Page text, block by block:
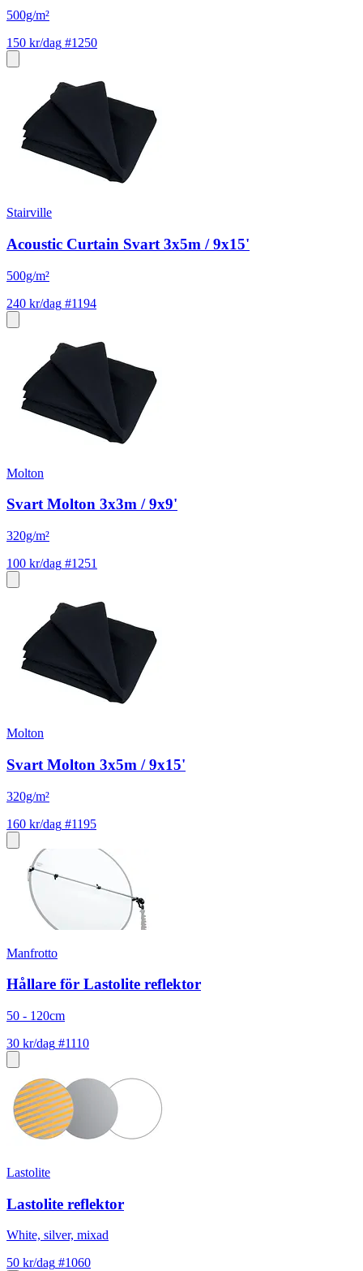
500g/m²
150 kr/dag #1250
Stairville
Acoustic Curtain Svart 3x5m / 9x15'
500g/m²
240 kr/dag #1194
Molton
Svart Molton 3x3m / 9x9'
320g/m²
100 kr/dag #1251
Molton
Svart Molton 3x5m / 9x15'
320g/m²
160 kr/dag #1195
Manfrotto
Hållare för Lastolite reflektor
50 - 120cm
30 kr/dag #1110
Lastolite
Lastolite reflektor
White, silver, mixad
50 kr/dag #1060